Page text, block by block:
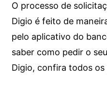
O processo de
Digio é feito de
pelo aplicativo do
saber como pedir o
Digio, confira todos os